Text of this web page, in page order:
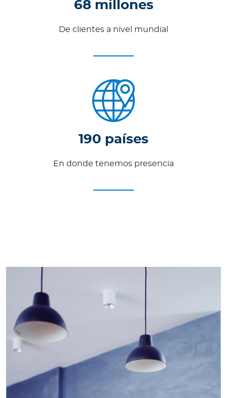
68 millones
De clientes a nivel mundial
190 países
En donde tenemos presencia